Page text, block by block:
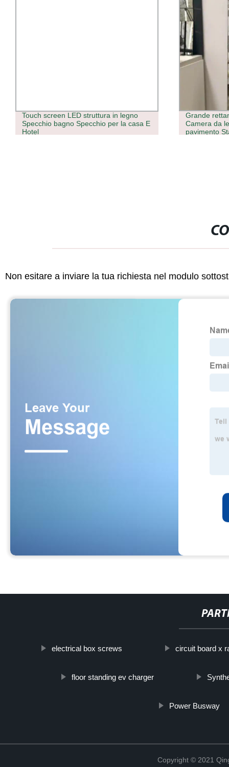
Grande rettangolo lunghezza intera
Camera da letto con cornice in metallo
pavimento Stand Antique Specchio di
Specchio da
luce LED e
Non esitare a inviare la tua richiesta nel modulo
electrical box screws circuit board x
floor standing ev charger
Power Busway
Copyright © 2021